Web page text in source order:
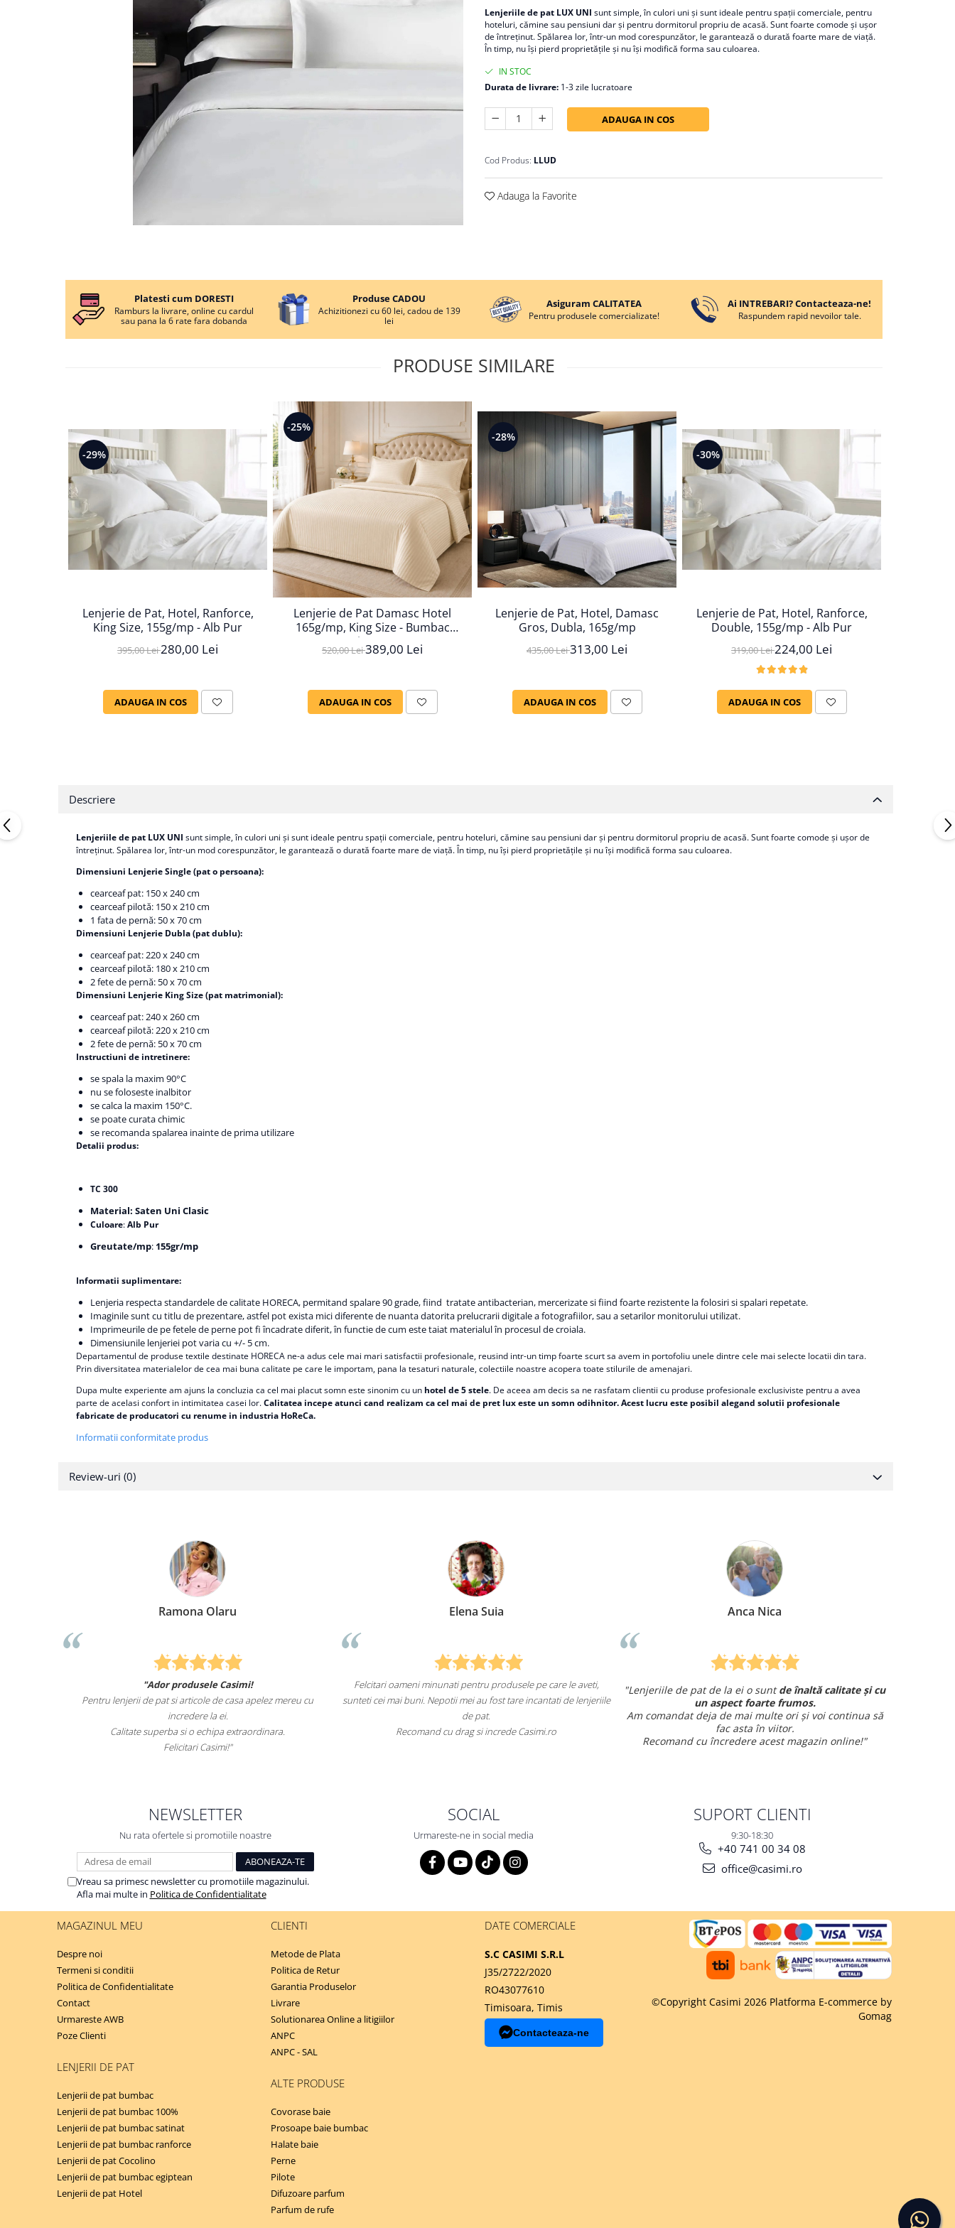
Lenjerii De Pat Creponate
Lenjerii De Pat Bumbac Poplin 2
Lenjerii De Pat Bumbac Satinat 2
Lenjerii De Pat Cocolino
Set Lenjerie De Pat Blana
Artificiala De Iepure, 6 Piese, 2
Set Lenjerie Pat Blanita Iepure, 6
Set Lenjerie De Pat Jacquard Regal,
11 Piese, Cuvertura Inclusa
Lenjerii Damasc Egiptean King Size
Lenjerii De Pat, Finet Premium, 1
Lenjerii De Pat Damasc 1 Persoana
Lenjerii De Pat, Imprimeu 3D, 1
Facebook
Lenjeriile de pat LUX UNI sunt simple, în culori uni şi sunt ideale pentru spaţii comerciale, pentru
hoteluri, cămine sau pensiuni dar şi pentru dormitorul propriu de acasă. Sunt foarte comode şi uşor
de întreţinut. Spălarea lor, într-un mod corespunzător, le garantează o durată foarte mare de viaţă.
În timp, nu îşi pierd proprietăţile şi nu îşi modifică forma sau culoarea.
IN STOC
Durata de livrare: 1-3 zile lucratoare
ADAUGA IN COS
Cod Produs: LLUD
Adauga la Favorite
Platesti cum DORESTI
Ramburs la livrare, online cu cardul
sau pana la 6 rate fara dobanda
Produse CADOU
Achizitionezi cu 60 lei, cadou de 139
lei
Asiguram CALITATEA
Pentru produsele comercializate!
Ai INTREBARI? Contacteaza-ne!
Raspundem rapid nevoilor tale.
PRODUSE SIMILARE
-29%
Lenjerie de Pat, Hotel, Ranforce,
King Size, 155g/mp - Alb Pur
395,00 Lei280,00 Lei
ADAUGA IN COS
-25%
Lenjerie de Pat Damasc Hotel
165g/mp, King Size - Bumbac
Premium CASIMI
520,00 Lei389,00 Lei
ADAUGA IN COS
-28%
Lenjerie de Pat, Hotel, Damasc
Gros, Dubla, 165g/mp
435,00 Lei313,00 Lei
ADAUGA IN COS
-30%
Lenjerie de Pat, Hotel, Ranforce,
Double, 155g/mp - Alb Pur
319,00 Lei224,00 Lei
ADAUGA IN COS
Descriere
Lenjeriile de pat LUX UNI sunt simple, în culori uni şi sunt ideale pentru spaţii comerciale, pentru hoteluri, cămine sau pensiuni dar şi pentru dormitorul propriu de acasă. Sunt foarte comode şi uşor de
întreţinut. Spălarea lor, într-un mod corespunzător, le garantează o durată foarte mare de viaţă. În timp, nu îşi pierd proprietăţile şi nu îşi modifică forma sau culoarea.
Dimensiuni Lenjerie Single (pat o persoana):
cearceaf pat: 150 x 240 cm
cearceaf pilotă: 150 x 210 cm
1 fata de pernă: 50 x 70 cm
Dimensiuni Lenjerie Dubla (pat dublu):
cearceaf pat: 220 x 240 cm
cearceaf pilotă: 180 x 210 cm
2 fete de pernă: 50 x 70 cm
Dimensiuni Lenjerie King Size (pat matrimonial):
cearceaf pat: 240 x 260 cm
cearceaf pilotă: 220 x 210 cm
2 fete de pernă: 50 x 70 cm
Instructiuni de intretinere:
se spala la maxim 90°C
nu se foloseste inalbitor
se calca la maxim 150°C.
se poate curata chimic
se recomanda spalarea inainte de prima utilizare
Detalii produs:
TC 300
Material: Saten Uni Clasic
Culoare:Alb Pur
Greutate/mp: 155gr/mp
Informatii suplimentare:
Lenjeria respecta standardele de calitate HORECA, permitand spalare 90 grade, fiind tratate antibacterian, mercerizate si fiind foarte rezistente la folosiri si spalari repetate.
Imaginile sunt cu titlu de prezentare, astfel pot exista mici diferente de nuanta datorita prelucrarii digitale a fotografiilor, sau a setarilor monitorului utilizat.
Imprimeurile de pe fetele de perne pot fi încadrate diferit, în functie de cum este taiat materialul în procesul de croiala.
Dimensiunile lenjeriei pot varia cu +/- 5 cm.
Departamentul de produse textile destinate HORECA ne-a adus cele mai mari satisfactii profesionale, reusind intr-un timp foarte scurt sa avem in portofoliu unele dintre cele mai selecte locatii din tara.
Prin diversitatea materialelor de cea mai buna calitate pe care le importam, pana la tesaturi naturale, colectiile noastre acopera toate stilurile de amenajari.
Dupa multe experiente am ajuns la concluzia ca cel mai placut somn este sinonim cu un hotel de 5 stele. De aceea am decis sa ne rasfatam clientii cu produse profesionale exclusiviste pentru a avea
parte de acelasi confort in intimitatea casei lor.Calitatea incepe atunci cand realizam ca cel mai de pret lux este un somn odihnitor. Acest lucru este posibil alegand solutii profesionale
fabricate de producatori cu renume in industria HoReCa.
Informatii conformitate produs
Review-uri (0)
Ramona Olaru
"Ador produsele Casimi!
Pentru lenjerii de pat si articole de casa apelez mereu cu
Calitate superba si o echipa extraordinara.
Felicitari Casimi!"
Felcitari oameni minunati pentru produsele pe care le aveti,
sunteti cei mai buni. Nepotii mei au fost tare incantati de lenjeriile
Recomand cu drag si increde Casimi.ro
"Lenjeriile de pat de la ei o suntde înaltă calitate și cu
un aspect foarte frumos.
Am comandat deja de mai multe ori și voi continua să
fac asta în viitor.
Recomand cu încredere acest magazin online!"
Am comandat o
NEWSLETTER
Nu rata ofertele si promotiile noastre
Vreau sa primesc newsletter cu promotiile magazinului.
Afla mai multe in Politica de Confidentialitate
SOCIAL
Urmareste-ne in social media
SUPORT CLIENTI
9:30-18:30
+40 741 00 34 08
office@casimi.ro
MAGAZINUL MEU
Despre noi
Termeni si conditii
Politica de Confidentialitate
Contact
Urmareste AWB
Poze Clienti
LENJERII DE PAT
Lenjerii de pat bumbac
Lenjerii de pat bumbac 100%
Lenjerii de pat bumbac satinat
Lenjerii de pat bumbac ranforce
Lenjerii de pat Cocolino
Lenjerii de pat bumbac egiptean
Lenjerii de pat Hotel
CLIENTI
Metode de Plata
Politica de Retur
Garantia Produselor
Livrare
Solutionarea Online a litigiilor
ANPC
ANPC - SAL
ALTE PRODUSE
Covorase baie
Prosoape baie bumbac
Halate baie
Perne
Pilote
Difuzoare parfum
Parfum de rufe
DATE COMERCIALE
S.C CASIMI S.R.L
J35/2722/2020
RO43077610
Timisoara, Timis
Contacteaza-ne
©Copyright Casimi 2026 Platforma E-commerce by
Gomag